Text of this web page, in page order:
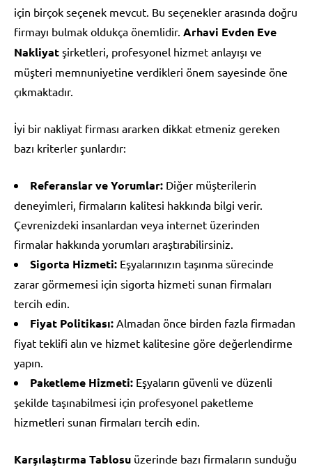
için birçok seçenek mevcut. Bu seçenekler arasında doğru
firmayı bulmak oldukça önemlidir. Arhavi Evden Eve
Nakliyat şirketleri, profesyonel hizmet anlayışı ve
müşteri memnuniyetine verdikleri önem sayesinde öne
çıkmaktadır.
İyi bir nakliyat firması ararken dikkat etmeniz gereken
bazı kriterler şunlardır:
Referanslar ve Yorumlar: Diğer müşterilerin
deneyimleri, firmaların kalitesi hakkında bilgi verir.
Çevrenizdeki insanlardan veya internet üzerinden
firmalar hakkında yorumları araştırabilirsiniz.
Sigorta Hizmeti: Eşyalarınızın taşınma sürecinde
zarar görmemesi için sigorta hizmeti sunan firmaları
tercih edin.
Fiyat Politikası: Almadan önce birden fazla firmadan
fiyat teklifi alın ve hizmet kalitesine göre değerlendirme
yapın.
Paketleme Hizmeti: Eşyaların güvenli ve düzenli
şekilde taşınabilmesi için profesyonel paketleme
hizmetleri sunan firmaları tercih edin.
Karşılaştırma Tablosu üzerinde bazı firmaların sunduğu